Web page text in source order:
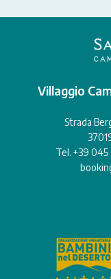
Villaggio
Strada
Tel. +39 045